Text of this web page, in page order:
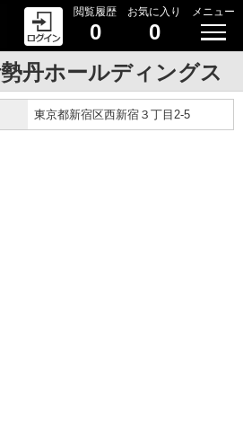
閲覧履歴
0
お気に入り
0
メニュー
丹ホールディングス
東京都新宿区西新宿３丁目2-5